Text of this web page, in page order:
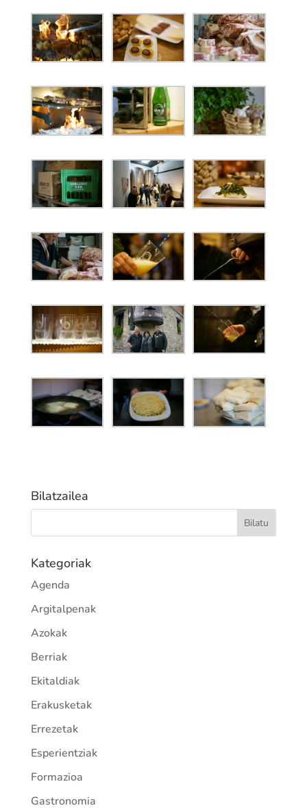
Bilatzailea
Kategoriak
Agenda
Argitalpenak
Azokak
Berriak
Ekitaldiak
Erakusketak
Errezetak
Esperientziak
Formazioa
Gastronomia